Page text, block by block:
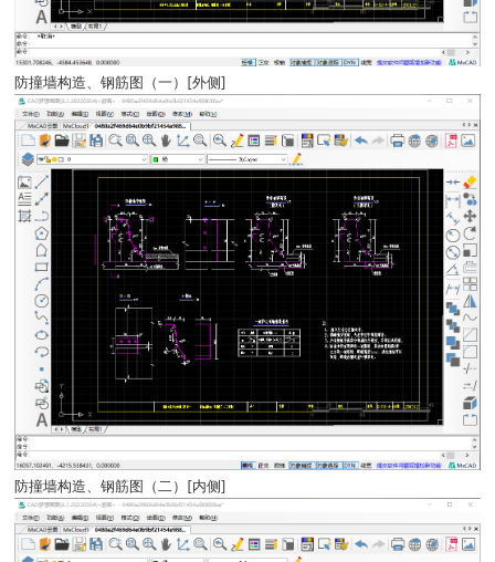
防撞墙构造、钢筋图（一）[外侧]
防撞墙构造、钢筋图（二）[内侧]